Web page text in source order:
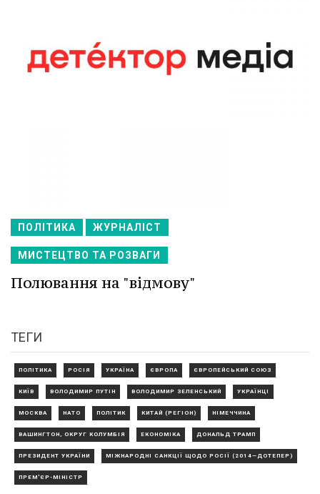
ПОЛІТИКА ЖУРНАЛІСТ
МИСТЕЦТВО ТА РОЗВАГИ
Полювання на "відмову"
ТЕГИ
ПОЛІТИКА РОСІЯ УКРАЇНА ЄВРОПА ЄВРОПЕЙСЬКИЙ СОЮЗ
КИЇВ ВОЛОДИМИР ПУТІН ВОЛОДИМИР ЗЕЛЕНСЬКИЙ УКРАЇНЦІ
МОСКВА НАТО ПОЛІТИК КИТАЙ (РЕГІОН) НІМЕЧЧИНА
ВАШИНГТОН, ОКРУГ КОЛУМБІЯ ЕКОНОМІКА ДОНАЛЬД ТРАМП
ПРЕЗИДЕНТ УКРАЇНИ МІЖНАРОДНІ САНКЦІЇ ЩОДО РОСІЇ (2014—ДОТЕПЕР)
ПРЕМ'ЄР-МІНІСТР